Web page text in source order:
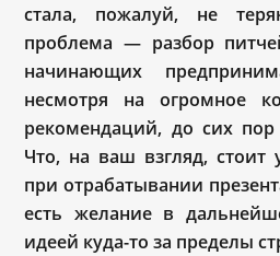
стала, пожалуй, не
проблема — разбор
начинающих
несмотря на огромное
рекомендаций, до сих пор
Что, на ваш взгляд, стоит
при отрабатывании
есть желание в
идеей куда-то за пределы